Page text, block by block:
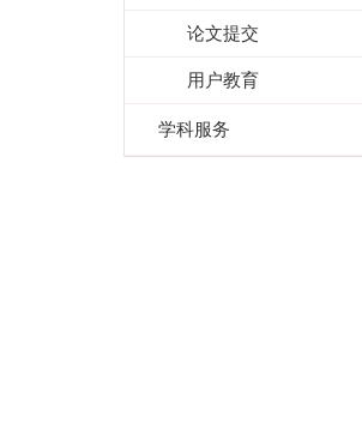
论文提交
用户教育
学科服务